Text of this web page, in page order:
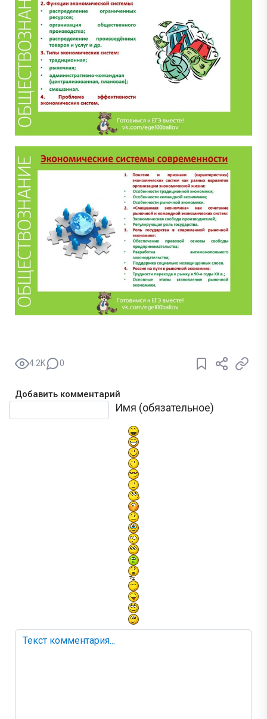
4.2K 0
Добавить комментарий
Имя (обязательное)
Текст комментария